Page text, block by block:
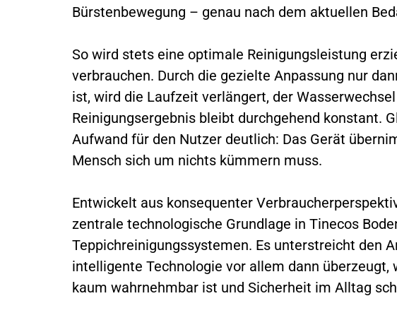
Bürstenbewegung – genau nach dem aktuellen
So wird stets eine optimale Reinigungsleistung
verbrauchen. Durch die gezielte Anpassung nur
ist, wird die Laufzeit verlängert, der
Reinigungsergebnis bleibt durchgehend konstant.
Aufwand für den Nutzer deutlich: Das Gerät
Mensch sich um nichts kümmern muss.
Entwickelt aus konsequenter
zentrale technologische Grundlage in Tinecos
Teppichreinigungssystemen. Es unterstreicht den
intelligente Technologie vor allem dann
kaum wahrnehmbar ist und Sicherheit im Alltag